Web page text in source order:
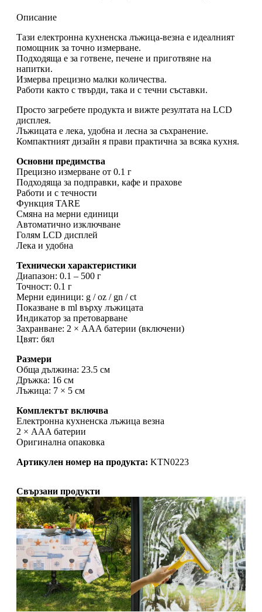
Описание
Тази електронна кухненска лъжица-везна е идеалният
помощник за точно измерване.
Подходяща е за готвене, печене и приготвяне на
напитки.
Измерва прецизно малки количества.
Работи както с твърди, така и с течни съставки.
Просто загребете продукта и вижте резултата на LCD
дисплея.
Лъжицата е лека, удобна и лесна за съхранение.
Компактният дизайн я прави практична за всяка кухня.
Основни предимства
Прецизно измерване от 0.1 г
Подходяща за подправки, кафе и прахове
Работи и с течности
Функция TARE
Смяна на мерни единици
Автоматично изключване
Голям LCD дисплей
Лека и удобна
Технически характеристики
Диапазон: 0.1 – 500 г
Точност: 0.1 г
Мерни единици: g / oz / gn / ct
Показване в ml върху лъжицата
Индикатор за претоварване
Захранване: 2 × AAA батерии (включени)
Цвят: бял
Размери
Обща дължина: 23.5 см
Дръжка: 16 см
Лъжица: 7 × 5 см
Комплектът включва
Електронна кухненска лъжица везна
2 × AAA батерии
Оригинална опаковка
Артикулен номер на продукта: KTN0223
Свързани продукти